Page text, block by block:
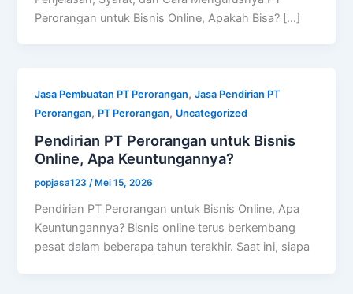
Perorangan untuk Bisnis Online, Apakah Bisa? […]
Jasa Pembuatan PT Perorangan,Jasa Pendirian PT
Perorangan, PT Perorangan, Uncategorized
Pendirian PT Perorangan untuk Bisnis
Online, Apa Keuntungannya?
popjasa123/ Mei 15, 2026
Pendirian PT Perorangan untuk Bisnis Online, Apa
Keuntungannya? Bisnis online terus berkembang
pesat dalam beberapa tahun terakhir. Saat ini, siapa